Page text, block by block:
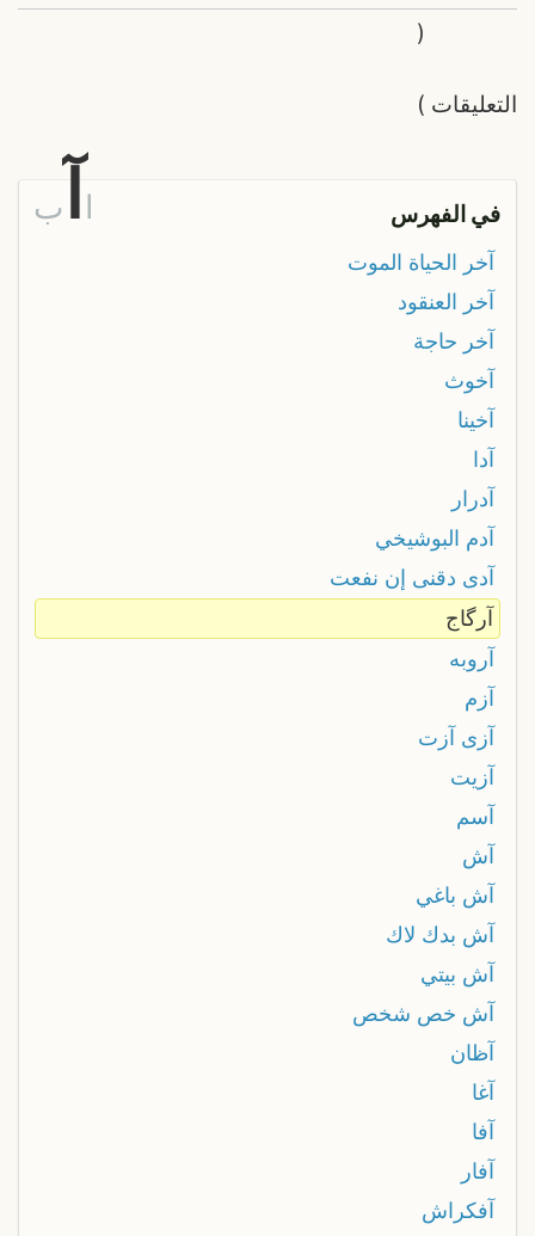
التعليقات
(
)
في الفهرس ا ب
آخر الحياة الموت
آخر العنقود
آخر حاجة
آخوث
آخينا
آدا
آدرار
آدم البوشيخي
آدى دقنى إن نفعت
آرگاج
آروبه
آزم
آزى آزت
آزيت
آسم
آش
آش باغي
آش بدك لاك
آش بيتي
آش خص شخص
آظان
آغا
آفا
آفار
آفكراش